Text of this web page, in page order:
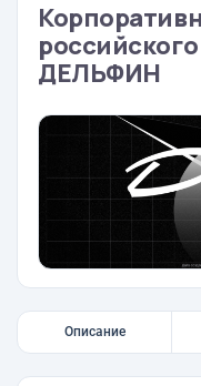
ДЕЛЬФИН
Описание